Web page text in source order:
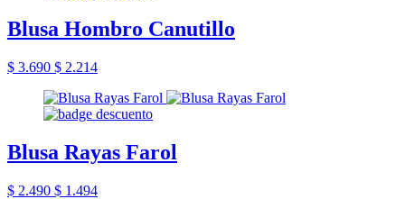
Blusa Hombro Canutillo
$ 3.690 $ 2.214
Blusa Rayas Farol
$ 2.490 $ 1.494